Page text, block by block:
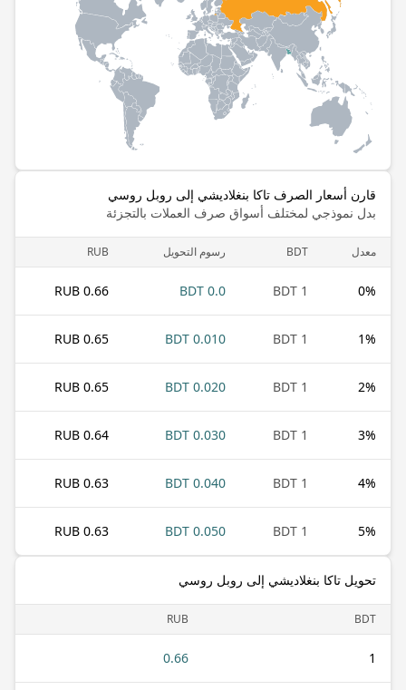
قارن أسعار الصرف تاكا بنغلاديشي إلى روبل روسي
بدل نموذجي لمختلف أسواق صرف العملات بالتجزئة
معدل BDT رسوم التحويل RUB
0%
1 BDT
0.0 BDT
0.66 RUB
1%
1 BDT
0.010 BDT
0.65 RUB
2%
1 BDT
0.020 BDT
0.65 RUB
3%
1 BDT
0.030 BDT
0.64 RUB
4%
1 BDT
0.040 BDT
0.63 RUB
5%
1 BDT
0.050 BDT
0.63 RUB
تحويل تاكا بنغلاديشي إلى روبل روسي
BDT
RUB
1
0.66